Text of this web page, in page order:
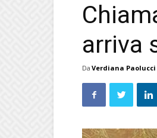
arriva
Da Verdiana Paolucci